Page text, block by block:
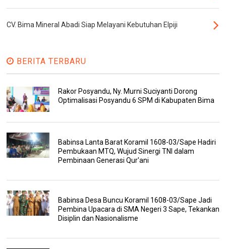
CV. Bima Mineral Abadi Siap Melayani Kebutuhan Elpiji
BERITA TERBARU
Rakor Posyandu, Ny. Murni Suciyanti Dorong
Optimalisasi Posyandu 6 SPM di Kabupaten Bima
Babinsa Lanta Barat Koramil 1608-03/Sape Hadiri
Pembukaan MTQ, Wujud Sinergi TNI dalam
Pembinaan Generasi Qur'ani
Babinsa Desa Buncu Koramil 1608-03/Sape Jadi
Pembina Upacara di SMA Negeri 3 Sape, Tekankan
Disiplin dan Nasionalisme